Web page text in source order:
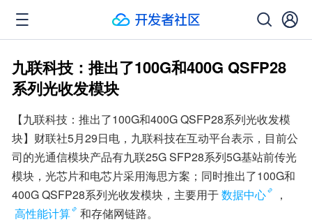
九联科技：推出了100G和400G QSFP28
系列光收发模块
【九联科技：推出了100G和400G QSFP28系列光收发模
块】财联社5月29日电，九联科技在互动平台表示，目前公
司的光通信模块产品有九联25G SFP28系列5G基站前传光
模块，光芯片和电芯片采用海思方案；同时推出了100G和
400G QSFP28系列光收发模块，主要用于数据中心
，
高性能计算
和存储网链路。